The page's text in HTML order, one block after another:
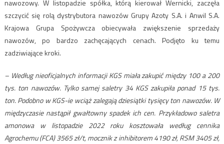
nawozowy. W listopadzie spółka, którą kierował Wernicki, zaczęła
szczycić się rolą dystrybutora nawozów Grupy Azoty S.A. i Anwil S.A.
Krajowa Grupa Spożywcza obiecywała zwiększenie sprzedaży
nawozów, po bardzo zachęcających cenach. Podjęto ku temu
zadziwiające kroki.
– Według nieoficjalnych informacji KGS miała zakupić między 100 a 200
tys. ton nawozów. Tylko samej saletry 34 KGS zakupiła ponad 15 tys.
ton. Podobno w KGS-ie wciąż zalegają dziesiątki tysięcy ton nawozów. W
międzyczasie nastąpił gwałtowny spadek ich cen. Przykładowo saletra
amonowa w listopadzie 2022 roku kosztowała według cennika
Agrochemu (FCA) 3565 zł/t, mocznik z inhibitorem 4190 zł, RSM 3405 zł,